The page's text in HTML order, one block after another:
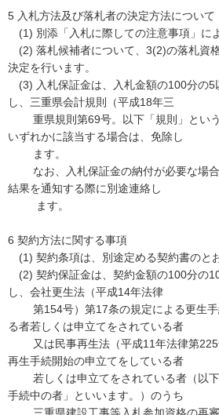
5 入札方法及び落札者の決定方法について
(1) 別添「入札に際しての注意事項」に
(2) 落札候補者について、3(2)の落札資
決定を行います。
(3) 入札保証金は、入札金額の100分の5
し、三重県会計規則（平成18年三
重県規則第69号。以下「規則」とい
いずれかに該当する場合は、免除し
ます。
なお、入札保証金の納付が必要な場合
結果を通知する際に別途連絡し
ます。
6 契約方法に関する事項
(1) 契約条項は、別途定める契約書のと
(2) 契約保証金は、契約金額の100分の
し、会社更生法（平成14年法律
第154号）第17条の規定による更生手
る者若しくは申立てをされている者
又は民事再生法（平成11年法律第225
再生手続開始の申立てをしている者
若しくは申立てをされている者（以下
手続中の者」といいます。）のうち